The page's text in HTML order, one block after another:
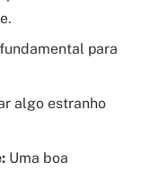
para
algo estranho
Uma boa